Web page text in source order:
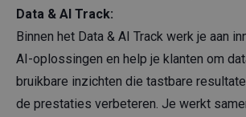
Data & AI Track:
Binnen het Data & AI Track werk je aan
AI-oplossingen en help je klanten om
bruikbare inzichten die tastbare
de prestaties verbeteren. Je werkt